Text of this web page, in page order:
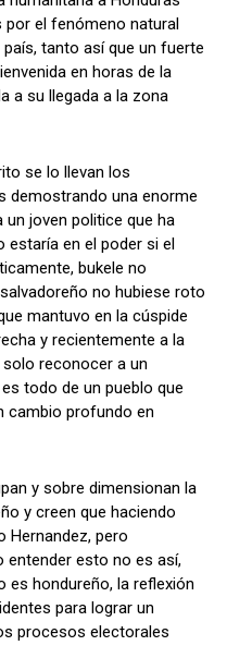
el fenómeno natural
tanto así que un fuerte
en horas de la
a su llegada a la zona
se lo llevan los
demostrando una enorme
un joven politice que ha
estaría en el poder si el
bukele no
no hubiese roto
mantuvo en la cúspide
y recientemente a la
reconocer a un
todo de un pueblo que
cambio profundo en
y sobre dimensionan la
y creen que haciendo
Hernandez, pero
entender esto no es así,
es hondureño, la reflexión
para lograr un
procesos electorales